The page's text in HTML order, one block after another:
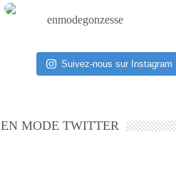
enmodegonzesse
Suivez-nous sur Instagram
EN MODE TWITTER